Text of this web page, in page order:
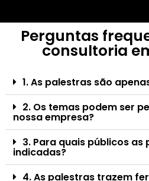
Perguntas
consultoria
1. As palestras são
2. Os temas podem ser
nossa empresa?
3. Para quais públicos as
indicadas?
4. As palestras trazem